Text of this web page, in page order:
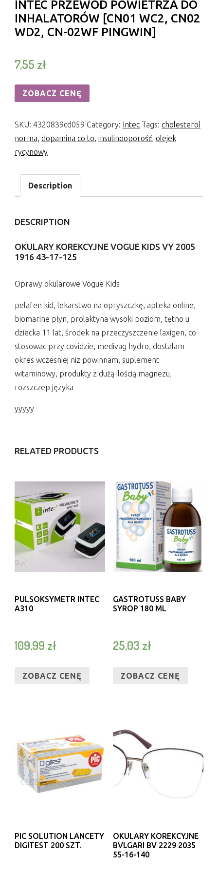
INTEC PRZEWÓD POWIETRZA DO
INHALATORÓW [CN01 WC2, CN02
WD2, CN-02WF PINGWIN]
7,55 zł
ZOBACZ CENĘ
SKU: 4320839cd059 Category: Intec Tags: cholesterol
norma, dopamina co to, insulinooporość, olejek
rycynowy
Description
DESCRIPTION
OKULARY KOREKCYJNE VOGUE KIDS VY 2005
1916 43-17-125
Oprawy okularowe Vogue Kids
pelafen kid, lekarstwo na opryszczkę, apteka online,
biomarine płyn, prolaktyna wysoki poziom, tętno u
dziecka 11 lat, środek na przeczyszczenie laxigen, co
stosowac przy covidzie, medivag hydro, dostalam
okres wczesniej niz powinnam, suplement
witaminowy, produkty z dużą ilością magnezu,
rozszczep języka
yyyyy
RELATED PRODUCTS
PULSOKSYMETR INTEC
A310
109,99 zł
ZOBACZ CENĘ
GASTROTUSS BABY
SYROP 180 ML
25,03 zł
ZOBACZ CENĘ
PIC SOLUTION LANCETY
DIGITEST 200 SZT.
OKULARY KOREKCYJNE
BVLGARI BV 2229 2035
55-16-140